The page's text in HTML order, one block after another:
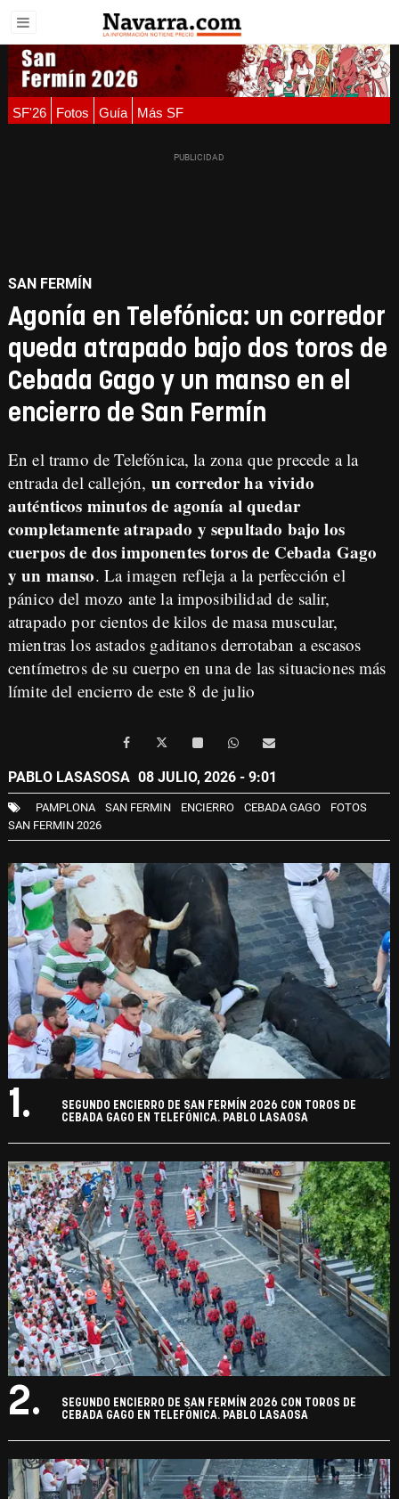
SF'26 Fotos Guía Más SF
SAN FERMÍN
Agonía en Telefónica: un corredor
queda atrapado bajo dos toros de
Cebada Gago y un manso en el
encierro de San Fermín
En el tramo de Telefónica, la zona que precede a la
entrada del callejón, un corredor ha vivido
auténticos minutos de agonía al quedar
completamente atrapado y sepultado bajo los
cuerpos de dos imponentes toros de Cebada Gago
y un manso. La imagen refleja a la perfección el
pánico del mozo ante la imposibilidad de salir,
atrapado por cientos de kilos de masa muscular,
mientras los astados gaditanos derrotaban a escasos
centímetros de su cuerpo en una de las situaciones más
límite del encierro de este 8 de julio
PABLO LASASOSA 08 JULIO, 2026 - 9:01
PAMPLONA SAN FERMIN ENCIERRO CEBADA GAGO
FOTOS
SAN FERMIN 2026
1.
SEGUNDO ENCIERRO DE SAN FERMÍN 2026 CON TOROS DE
CEBADA GAGO EN TELEFÓNICA. PABLO LASAOSA
2.
SEGUNDO ENCIERRO DE SAN FERMÍN 2026 CON TOROS DE
CEBADA GAGO EN TELEFÓNICA. PABLO LASAOSA